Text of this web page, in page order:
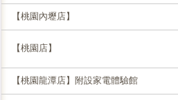
【桃園內壢店】
【桃園店】
【桃園龍潭店】附設家電體驗館